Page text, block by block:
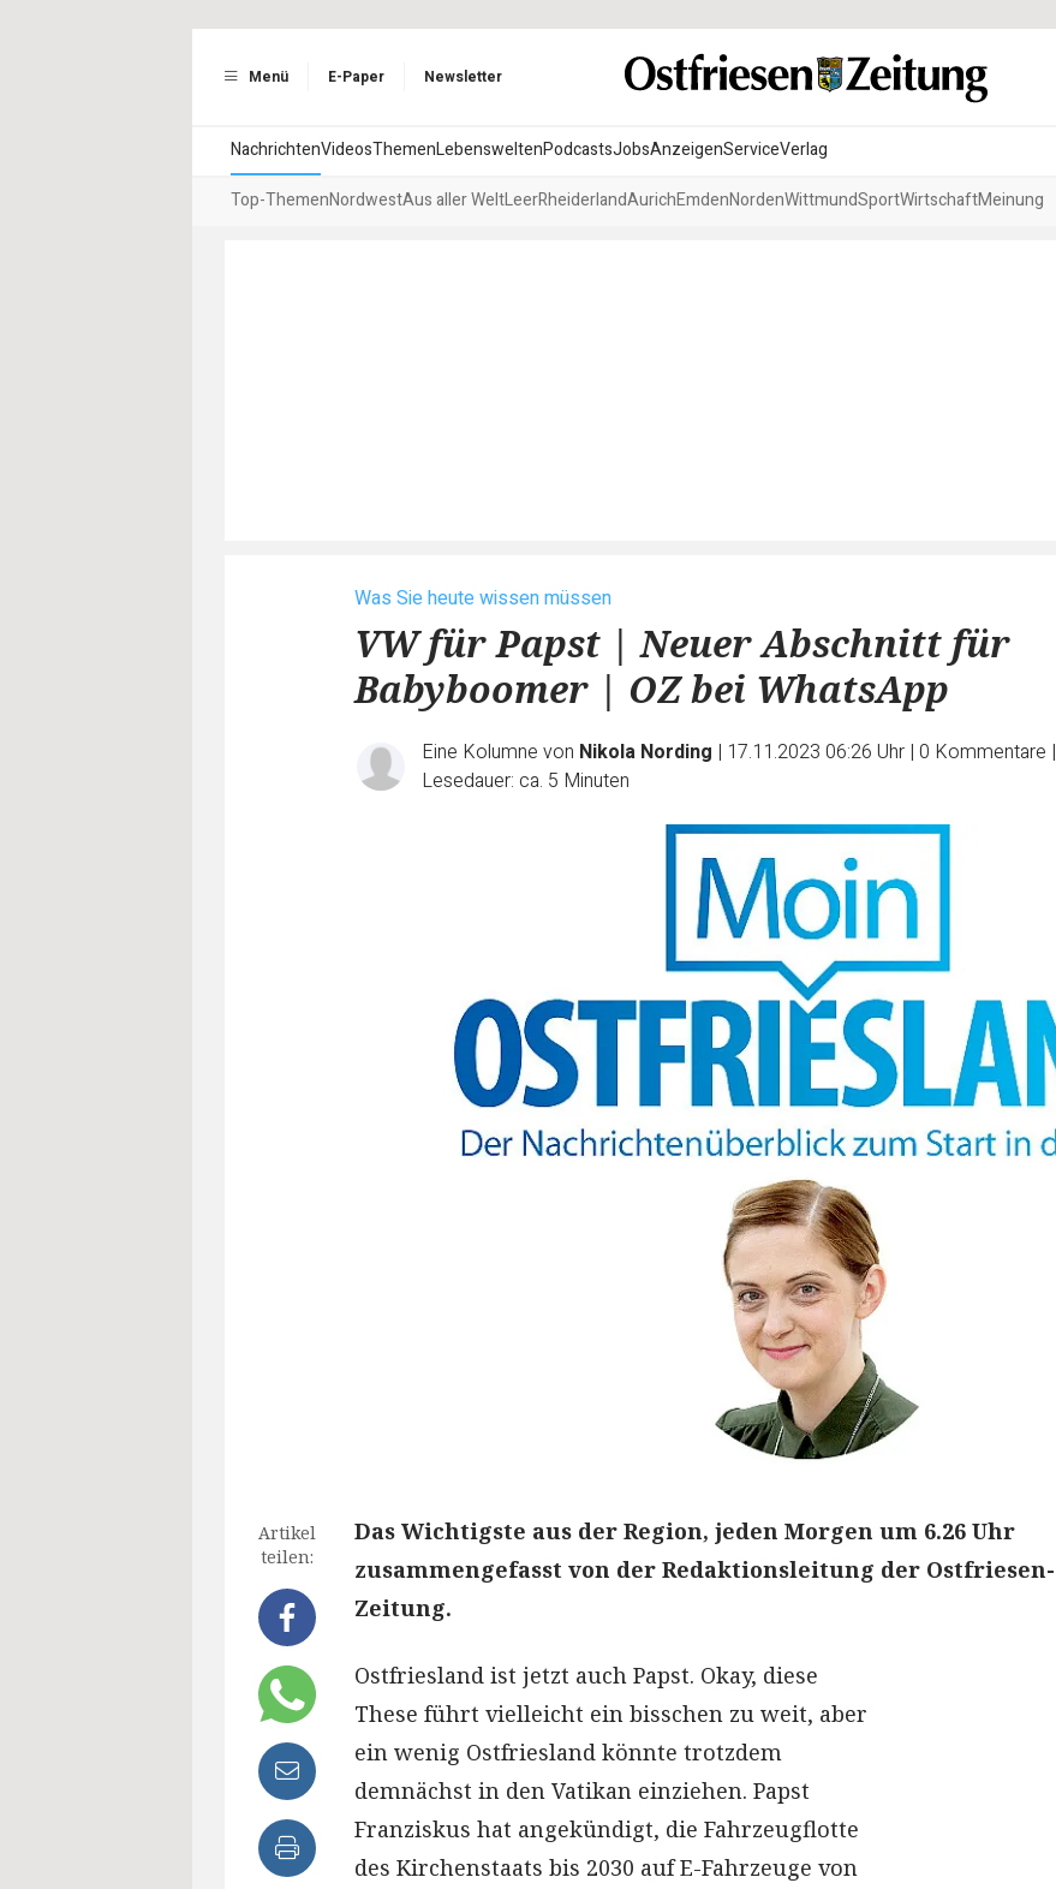
Menü E-Paper Newsletter
NachrichtenVideosThemenLebensweltenPodcastsJobsAnzeigenServiceVerlag
Top-ThemenNordwestAus aller WeltLeerRheiderlandAurichEmdenNordenWittmundSportWirtschaftMeinung
Was Sie heute wissen müssen
VW für Papst | Neuer Abschnitt für
Babyboomer | OZ bei WhatsApp
Eine Kolumne von Nikola Nording | 17.11.2023 06:26 Uhr | 0 Kommentare |
Lesedauer: ca. 5 Minuten
Artikel
teilen:
Das Wichtigste aus der Region, jeden Morgen um 6.26 Uhr
zusammengefasst von der Redaktionsleitung der Ostfriesen-
Zeitung.
Ostfriesland ist jetzt auch Papst. Okay, diese
These führt vielleicht ein bisschen zu weit, aber
ein wenig Ostfriesland könnte trotzdem
demnächst in den Vatikan einziehen. Papst
Franziskus hat angekündigt, die Fahrzeugflotte
des Kirchenstaats bis 2030 auf E-Fahrzeuge von